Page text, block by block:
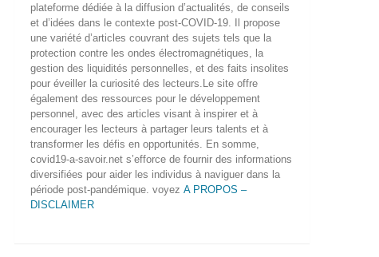
plateforme dédiée à la diffusion d’actualités, de conseils
et d’idées dans le contexte post-COVID-19. Il propose
une variété d’articles couvrant des sujets tels que la
protection contre les ondes électromagnétiques, la
gestion des liquidités personnelles, et des faits insolites
pour éveiller la curiosité des lecteurs.Le site offre
également des ressources pour le développement
personnel, avec des articles visant à inspirer et à
encourager les lecteurs à partager leurs talents et à
transformer les défis en opportunités. En somme,
covid19-a-savoir.net s’efforce de fournir des informations
diversifiées pour aider les individus à naviguer dans la
période post-pandémique. voyez A PROPOS –
DISCLAIMER